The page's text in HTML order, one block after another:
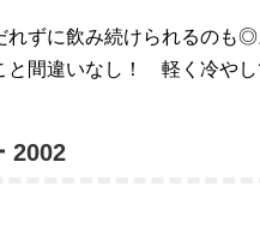
れずに飲み続けられるのも
と間違いなし！ 軽く冷や
2002